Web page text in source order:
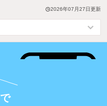
2026年07月27日更新
で